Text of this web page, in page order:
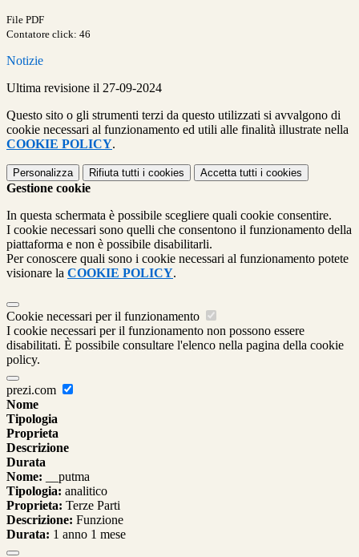
File PDF
Contatore click: 46
Notizie
Ultima revisione il 27-09-2024
Questo sito o gli strumenti terzi da questo utilizzati si avvalgono di
cookie necessari al funzionamento ed utili alle finalità illustrate nella
COOKIE POLICY.
Personalizza Rifiuta tutti i cookies Accetta tutti i cookies
Gestione cookie
In questa schermata è possibile scegliere quali cookie consentire.
I cookie necessari sono quelli che consentono il funzionamento della
piattaforma e non è possibile disabilitarli.
Per conoscere quali sono i cookie necessari al funzionamento potete
visionare la COOKIE POLICY.
Cookie necessari per il funzionamento
I cookie necessari per il funzionamento non possono essere
disabilitati. È possibile consultare l'elenco nella pagina della cookie
policy.
prezi.com
Nome
Tipologia
Proprieta
Descrizione
Durata
Nome: __putma
Tipologia: analitico
Proprieta: Terze Parti
Descrizione: Funzione
Durata: 1 anno 1 mese